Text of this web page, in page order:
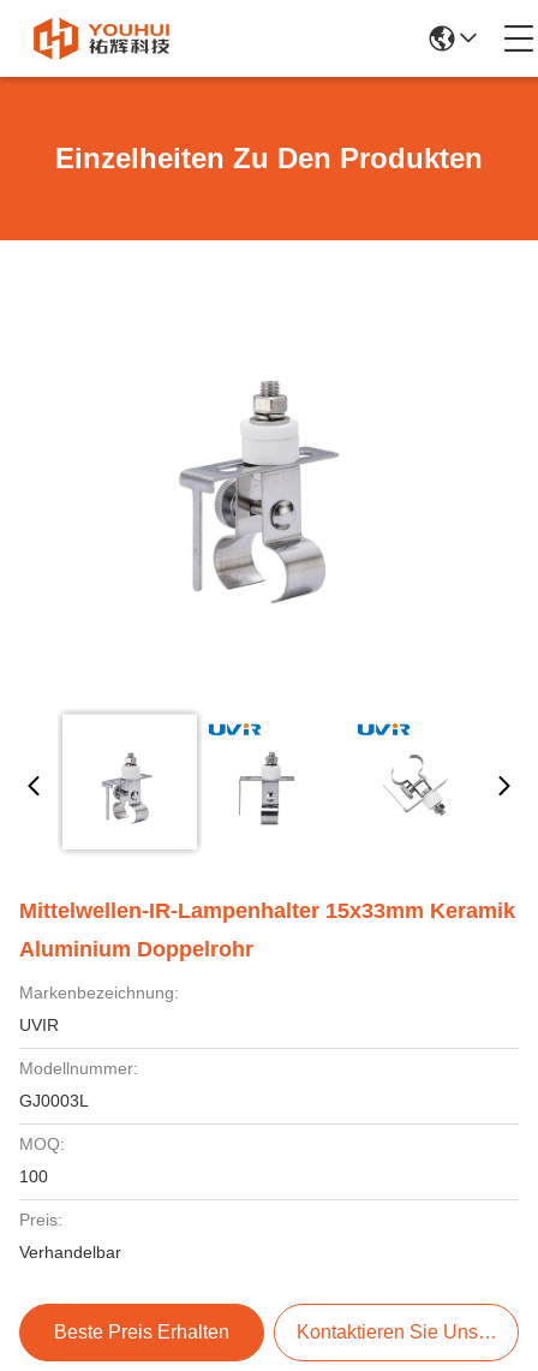
Einzelheiten Zu Den Produkten
Mittelwellen-IR-Lampenhalter 15x33mm Keramik
Aluminium Doppelrohr
Markenbezeichnung:
UVIR
Modellnummer:
GJ0003L
MOQ:
100
Preis:
Verhandelbar
Beste Preis Erhalten Kontaktieren Sie Uns Jetzt